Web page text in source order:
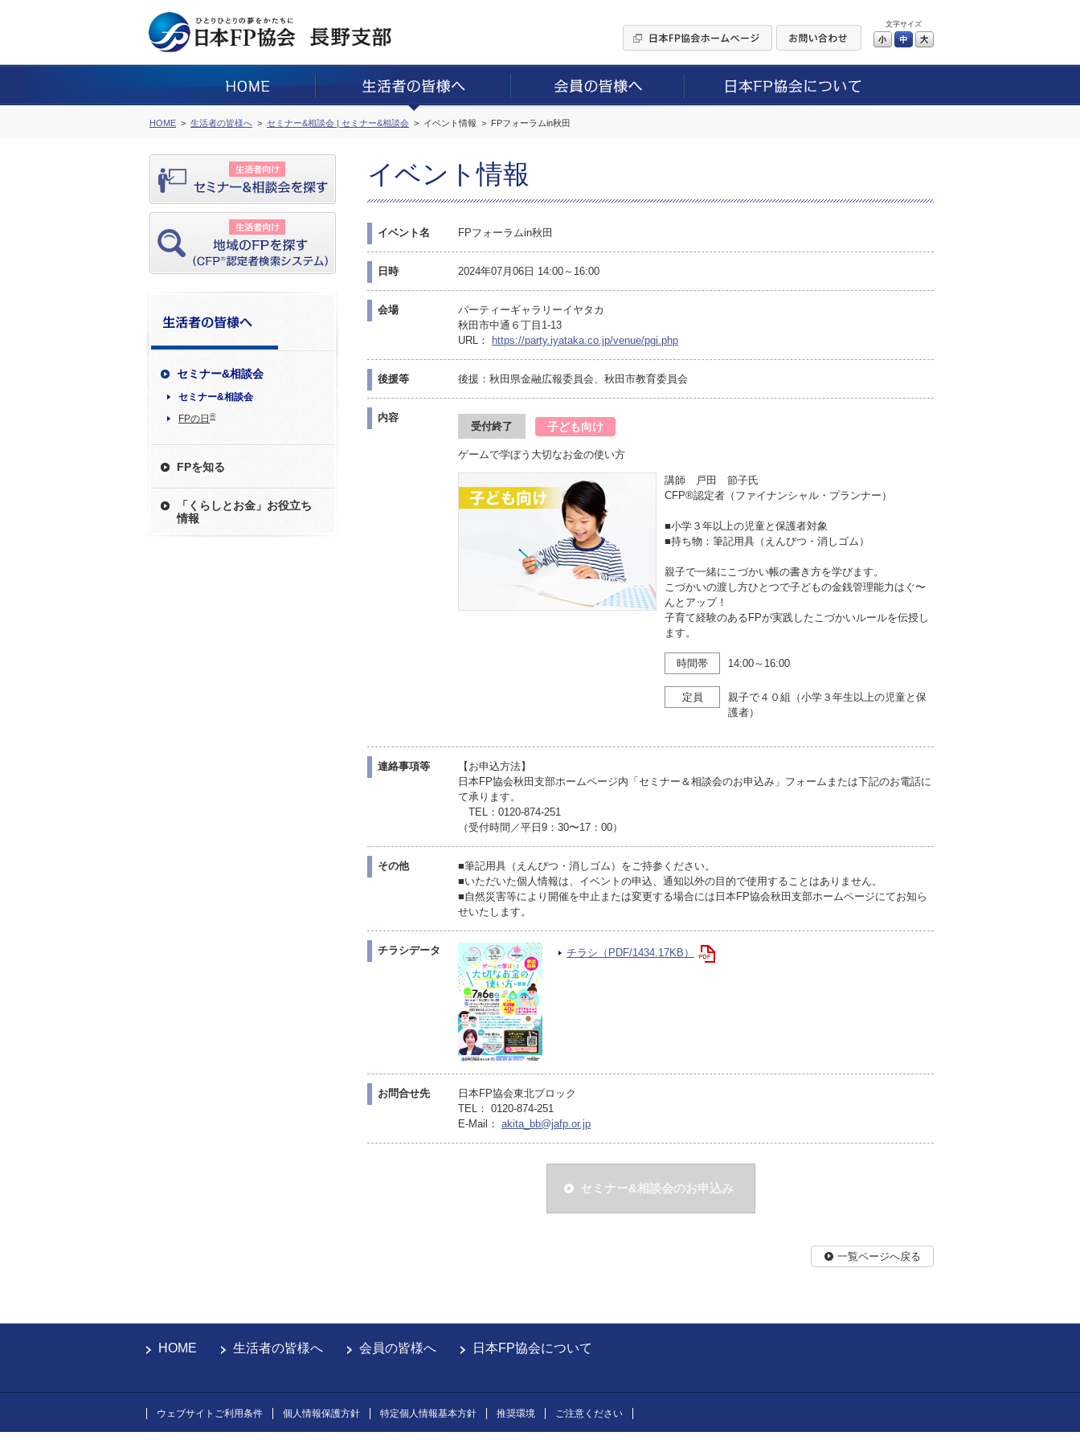
文字サイズ
小 中
HOME 生活者の皆様へ セミナー&相談会 | セミナー&相談会 イベント情報 FPフォーラムin秋田
セミナー&相談会
セミナー&相談会
FPの日 ®
FPを知る
「くらしとお金」お役立ち
情報
イベント情報
イベント名 FPフォーラムin秋田
日時 2024年07月06日 14:00～16:00
会場
パーティーギャラリーイヤタカ
秋田市中通６丁目1-13
URL：
https://party.iyataka.co.jp/venue/pgi.php
後援等 後援：秋田県金融広報委員会、秋田市教育委員会
内容
受付終了 子ども向け
ゲームで学ぼう大切なお金の使い方
講師 戸田 節子氏
CFP®認定者（ファイナンシャル・プランナー）
■小学３年以上の児童と保護者対象
■持ち物：筆記用具（えんぴつ・消しゴム）
親子で一緒にこづかい帳の書き方を学びます。
こづかいの渡し方ひとつで子どもの金銭管理能力はぐ〜
んとアップ！
子育て経験のあるFPが実践したこづかいルールを伝授し
ます。
時間帯 14:00～16:00
定員
親子で４０組（小学３年生以上の児童と保
護者）
連絡事項等
【お申込方法】
日本FP協会秋田支部ホームページ内「セミナー＆相談会のお申込み」フォームまたは下記のお電話に
て承ります。
TEL：0120-874-251
（受付時間／平日9：30〜17：00）
その他
■筆記用具（えんぴつ・消しゴム）をご持参ください。
■いただいた個人情報は、イベントの申込、通知以外の目的で使用することはありません。
■自然災害等により開催を中止または変更する場合には日本FP協会秋田支部ホームページにてお知ら
せいたします。
チラシデータ チラシ（PDF/1434.17KB）
お問合せ先
日本FP協会東北ブロック
TEL： 0120-874-251
E-Mail： akita_bb@jafp.or.jp
セミナー&相談会のお申込み
一覧ページへ戻る
HOME 生活者の皆様へ 会員の皆様へ 日本FP協会について
ウェブサイトご利用条件 個人情報保護方針 特定個人情報基本方針 推奨環境 ご注意ください